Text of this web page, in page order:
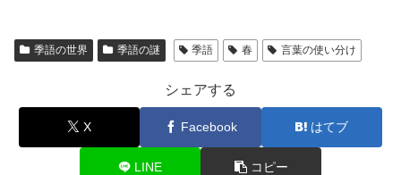
季語の世界 季語の謎 季語 春 言葉の使い分け
シェアする
X Facebook はてブ
LINE コピー